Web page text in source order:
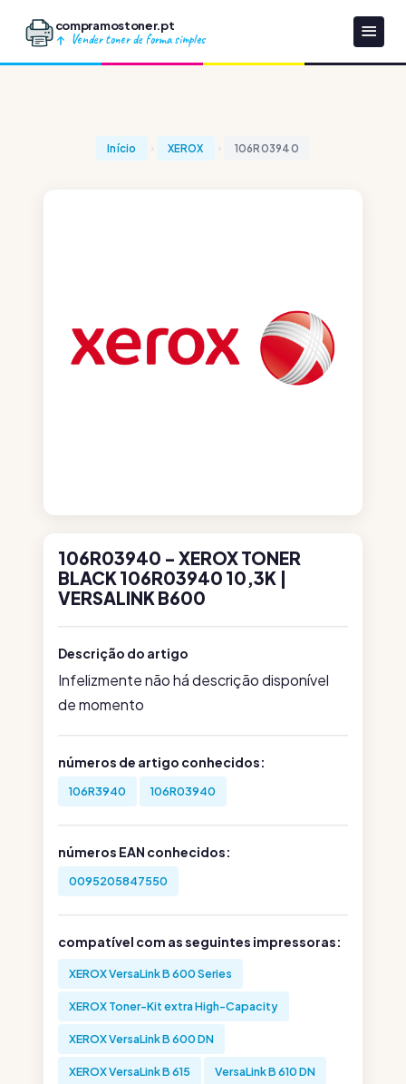
compramostoner.pt
Vender toner de forma simples
Início XEROX 106R03940
106R03940 - XEROX TONER
BLACK 106R03940 10,3K |
VERSALINK B600
Descrição do artigo
Infelizmente não há descrição disponível
de momento
números de artigo conhecidos:
106R3940 106R03940
números EAN conhecidos:
0095205847550
compatível com as seguintes impressoras:
XEROX VersaLink B 600 Series
XEROX Toner-Kit extra High-Capacity
XEROX VersaLink B 600 DN
XEROX VersaLink B 615 VersaLink B 610 DN